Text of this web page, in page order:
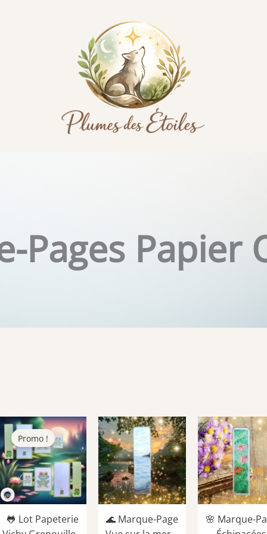
Pages Papier
Promo !
🐸 Lot Papeterie
🌊 Marque-Page
🌸 Marque-